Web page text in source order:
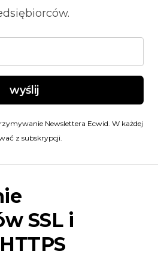
wyślij
Newslettera Ecwid. W każdej
z subskrypcji.
SSL i